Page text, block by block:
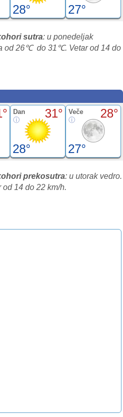
28° 27°
sutra: u ponedeljak
od 26℃ do 31℃. Vetar od 14 do
Dan 31°
28°
Veče 28°
27°
prekosutra: u utorak vedro.
14 do 22 km/h.